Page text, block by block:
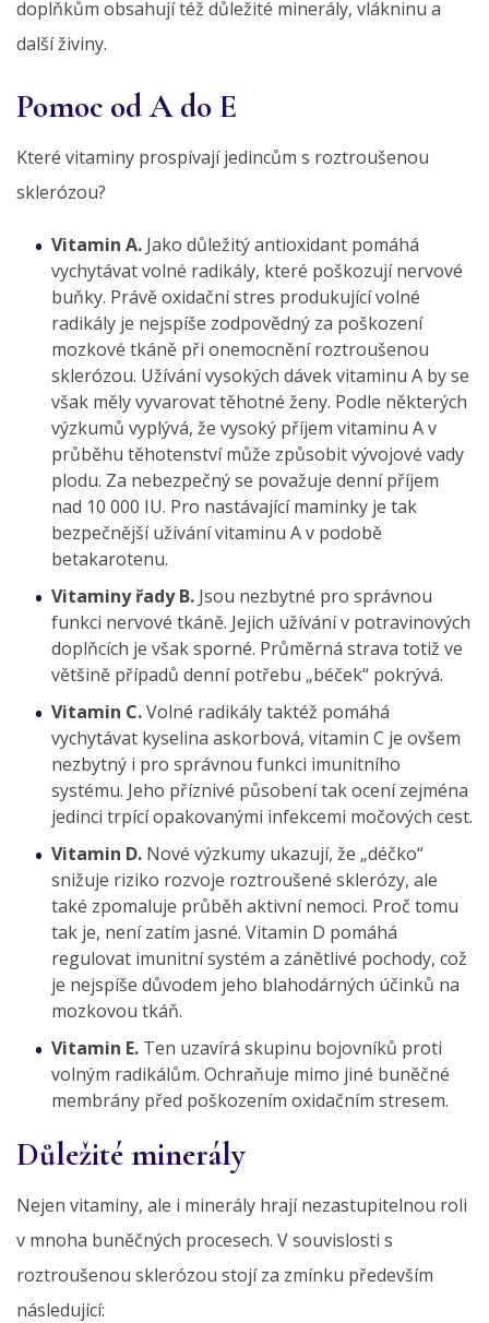
doplňkům obsahují též důležité minerály, vlákninu a
další živiny.
Pomoc od A do E
Které vitaminy prospívají jedincům s roztroušenou
sklerózou?
Vitamin A. Jako důležitý antioxidant pomáhá
vychytávat volné radikály, které poškozují nervové
buňky. Právě oxidační stres produkující volné
radikály je nejspíše zodpovědný za poškození
mozkové tkáně při onemocnění roztroušenou
sklerózou. Užívání vysokých dávek vitaminu A by se
však měly vyvarovat těhotné ženy. Podle některých
výzkumů vyplývá, že vysoký příjem vitaminu A v
průběhu těhotenství může způsobit vývojové vady
plodu. Za nebezpečný se považuje denní příjem
nad 10 000 IU. Pro nastávající maminky je tak
bezpečnější užívání vitaminu A v podobě
betakarotenu.
Vitaminy řady B. Jsou nezbytné pro správnou
funkci nervové tkáně. Jejich užívání v potravinových
doplňcích je však sporné. Průměrná strava totiž ve
většině případů denní potřebu „béček“ pokrývá.
Vitamin C.Volné radikály taktéž pomáhá
vychytávat kyselina askorbová, vitamin C je ovšem
nezbytný i pro správnou funkci imunitního
systému. Jeho příznivé působení tak ocení zejména
jedinci trpící opakovanými infekcemi močových cest.
Vitamin D. Nové výzkumy ukazují, že „déčko“
snižuje riziko rozvoje roztroušené sklerózy, ale
také zpomaluje průběh aktivní nemoci. Proč tomu
tak je, není zatím jasné. Vitamin D pomáhá
regulovat imunitní systém a zánětlivé pochody, což
je nejspíše důvodem jeho blahodárných účinků na
mozkovou tkáň.
Vitamin E. Ten uzavírá skupinu bojovníků proti
volným radikálům. Ochraňuje mimo jiné buněčné
membrány před poškozením oxidačním stresem.
Důležité minerály
Nejen vitaminy, ale i minerály hrají nezastupitelnou roli
v mnoha buněčných procesech. V souvislosti s
roztroušenou sklerózou stojí za zmínku především
následující: